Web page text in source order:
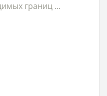
границ ...